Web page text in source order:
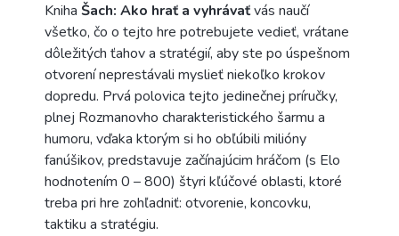
Kniha Šach: Ako hrať a vyhrávaťvás naučí
všetko, čo o tejto hre potrebujete vedieť, vrátane
dôležitých ťahov a stratégií, aby ste po úspešnom
otvorení neprestávali myslieť niekoľko krokov
dopredu. Prvá polovica tejto jedinečnej príručky,
plnej Rozmanovho charakteristického šarmu a
humoru, vďaka ktorým si ho obľúbili milióny
fanúšikov, predstavuje začínajúcim hráčom (s Elo
hodnotením 0 – 800) štyri kľúčové oblasti, ktoré
treba pri hre zohľadniť: otvorenie, koncovku,
taktiku a stratégiu.